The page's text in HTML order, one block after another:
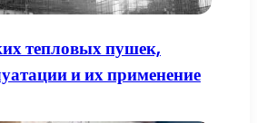
тепловых пушек,
и их применение